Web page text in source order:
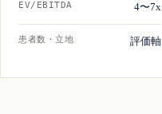
EV/EBITDA 4〜7x
患者数・立地 評価軸